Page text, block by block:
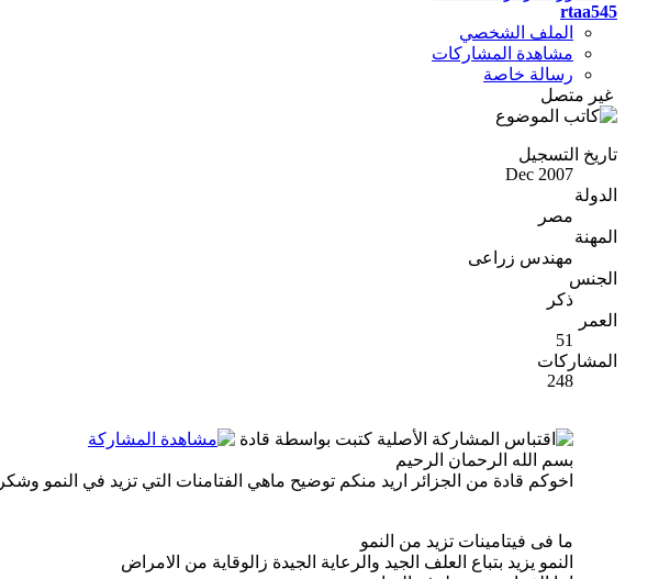
rtaa545
الملف الشخصي
مشاهدة المشاركات
رسالة خاصة
غير متصل
تاريخ التسجيل
Dec 2007
الدولة
مصر
المهنة
مهندس زراعى
الجنس
ذكر
العمر
51
المشاركات
248
المشاركة الأصلية كتبت بواسطة قادة
بسم الله الرحمان الرحيم
اخوكم قادة من الجزائر اريد منكم توضيح ماهي الفتامنات التي تزيد في النمو وشكرا
ما فى فيتامينات تزيد من النمو
النمو يزيد بتباع العلف الجيد والرعاية الجيدة زالوقاية من الامراض